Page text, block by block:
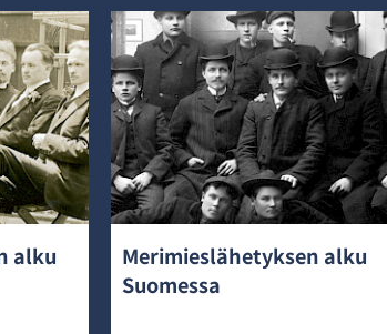
alku
Merimieslähetyksen alku
Suomessa